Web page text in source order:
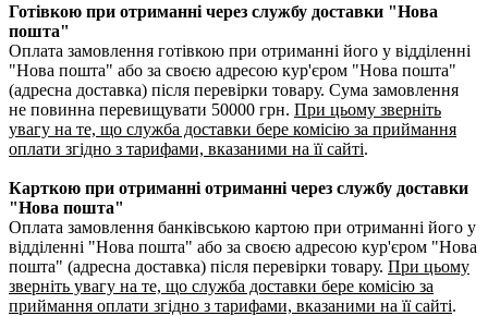
Готівкою при отриманні через службу доставки "Нова
пошта"
Оплата замовлення готівкою при отриманні його у відділенні
"Нова пошта" або за своєю адресою кур'єром "Нова пошта"
(адресна доставка) після перевірки товару. Сума замовлення
не повинна перевищувати 50000 грн. При цьому зверніть
увагу на те, що служба доставки бере комісію за приймання
оплати згідно з тарифами, вказаними на її сайті.
Карткою при отриманні отриманні через службу доставки
"Нова пошта"
Оплата замовлення банківською картою при отриманні його у
відділенні "Нова пошта" або за своєю адресою кур'єром "Нова
пошта" (адресна доставка) після перевірки товару. При цьому
зверніть увагу на те, що служба доставки бере комісію за
приймання оплати згідно з тарифами, вказаними на її сайті.